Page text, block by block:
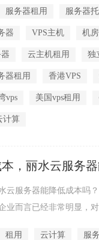
服务器租用 服务器
器 VPS主机 机房
云主机租用 独
器租用 香港VPS
vps 美国vps租用
计算
，丽水云服务
云服务器能降低成本吗
业而言已经非常明显，
租用 云计算 服